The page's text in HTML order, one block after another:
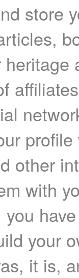
store
heritage
other
with
you
your
it is,